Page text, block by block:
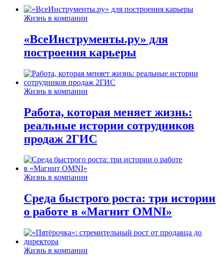
Жизнь в компании
«ВсеИнструменты.ру» для
построения карьеры
Жизнь в компании
Работа, которая меняет жизнь:
реальные истории сотрудников
продаж 2ГИС
Жизнь в компании
Среда быстрого роста: три истории
о работе в «Магнит OMNI»
Жизнь в компании